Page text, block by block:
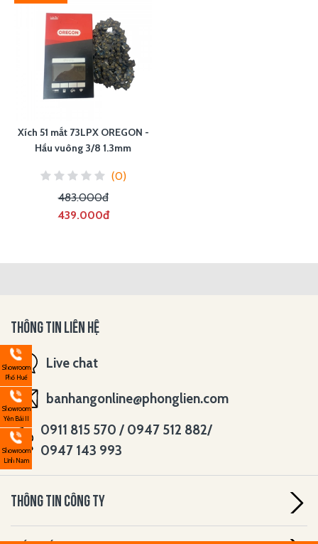
Showroom
Phố Huế
Showroom
Yên Bái II
Showroom
Lĩnh Nam
Xích 51 mắt 73LPX OREGON -
Hầu vuông 3/8 1.3mm
(0)
483.000đ
439.000đ
THÔNG TIN LIÊN HỆ
Live chat
banhangonline@phonglien.com
0911 815 570 / 0947 512 882/
0947 143 993
THÔNG TIN CÔNG TY